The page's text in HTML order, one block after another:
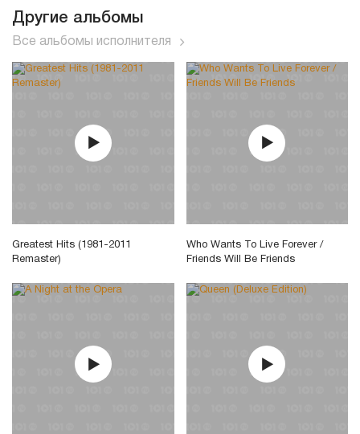
Другие альбомы
Все альбомы исполнителя
Greatest Hits (1981-2011
Remaster)
Who Wants To Live Forever /
Friends Will Be Friends